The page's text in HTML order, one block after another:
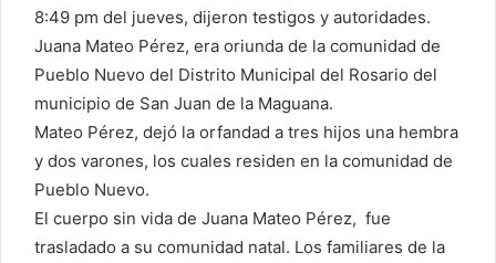
8:49 pm del jueves, dijeron testigos y autoridades.
Juana Mateo Pérez, era oriunda de la comunidad de
Pueblo Nuevo del Distrito Municipal del Rosario del
municipio de San Juan de la Maguana.
Mateo Pérez, dejó la orfandad a tres hijos una hembra
y dos varones, los cuales residen en la comunidad de
Pueblo Nuevo.
El cuerpo sin vida de Juana Mateo Pérez, fue
trasladado a su comunidad natal. Los familiares de la